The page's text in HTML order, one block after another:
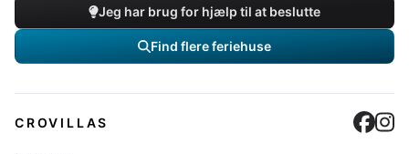
Jeg har brug for hjælp til at beslutte
Find flere feriehuse
CROVILLAS